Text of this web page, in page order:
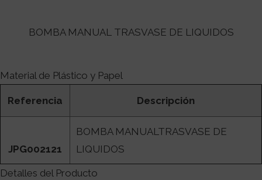
BOMBA MANUAL TRASVASE DE LIQUIDOS
Material de Plástico y Papel
Referencia Descripción
JPG002121
BOMBA MANUALTRASVASE DE
LIQUIDOS
Detalles del Producto